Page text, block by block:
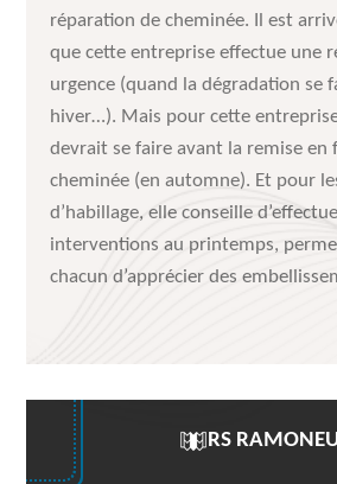
réparation de cheminée. Il est
que cette entreprise effectue une
urgence (quand la dégradation se
hiver…). Mais pour cette
devrait se faire avant la remise en
cheminée (en automne). Et pour
d’habillage, elle conseille
interventions au printemps,
chacun d’apprécier des
RS